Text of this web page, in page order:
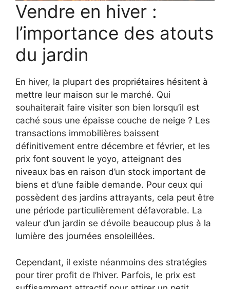
Vendre en hiver :
l’importance des atouts
du jardin
En hiver, la plupart des propriétaires hésitent à
mettre leur maison sur le marché. Qui
souhaiterait faire visiter son bien lorsqu’il est
caché sous une épaisse couche de neige ? Les
transactions immobilières baissent
définitivement entre décembre et février, et les
prix font souvent le yoyo, atteignant des
niveaux bas en raison d’un stock important de
biens et d’une faible demande. Pour ceux qui
possèdent des jardins attrayants, cela peut être
une période particulièrement défavorable. La
valeur d’un jardin se dévoile beaucoup plus à la
lumière des journées ensoleillées.
Cependant, il existe néanmoins des stratégies
pour tirer profit de l’hiver. Parfois, le prix est